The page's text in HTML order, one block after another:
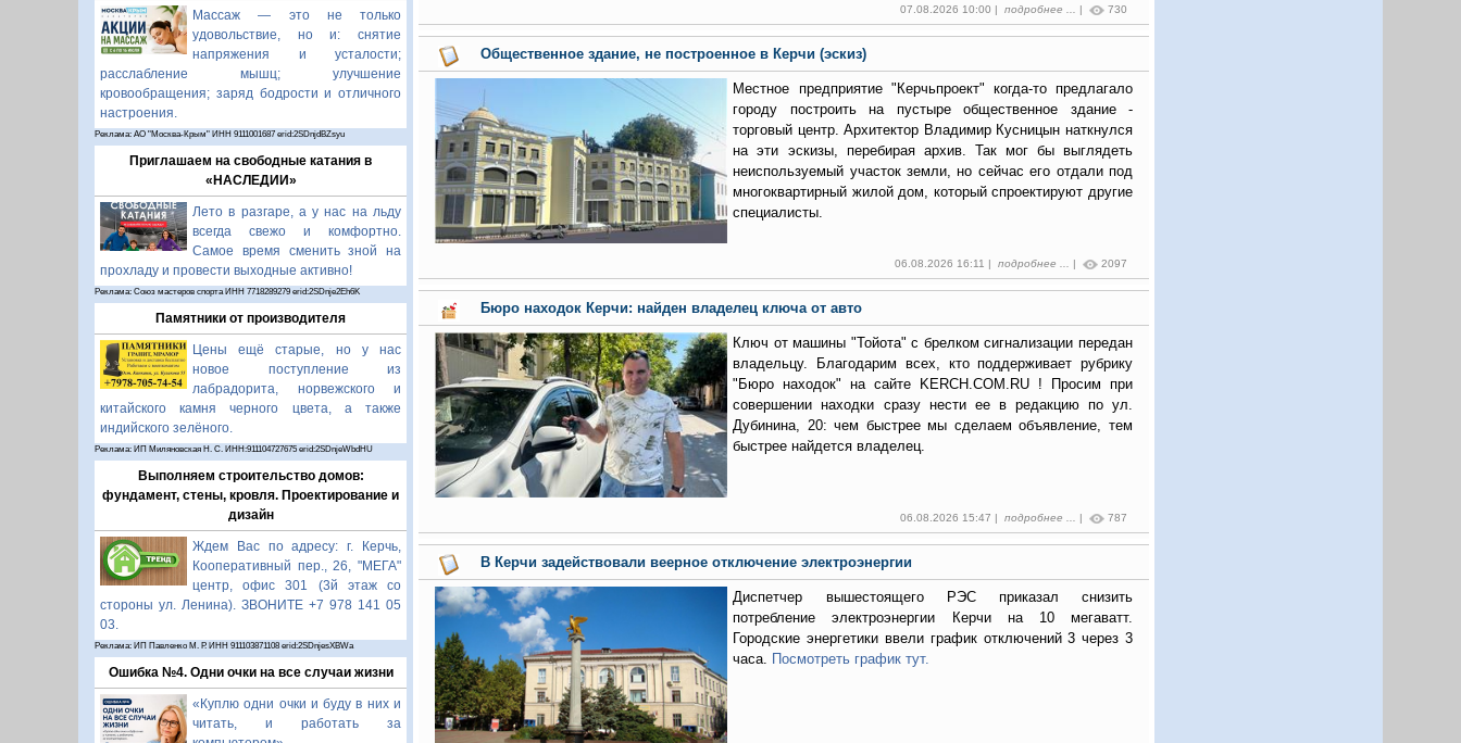
Массаж — это не только
удовольствие, но и: снятие
напряжения и усталости;
расслабление мышц; улучшение
кровообращения; заряд бодрости и отличного
настроения.
Реклама: АО "Москва-Крым" ИНН 9111001687 erid:2SDnjdBZsyu
Приглашаем на свободные катания в
«НАСЛЕДИИ»
Лето в разгаре, а у нас на льду
всегда свежо и комфортно.
Самое время сменить зной на
прохладу и провести выходные активно!
Реклама: Союз мастеров спорта ИНН 7718289279 erid:2SDnje2Eh6K
Памятники от производителя
Цены ещё старые, но у нас
новое поступление из
лабрадорита, норвежского и
китайского камня черного цвета, а также
индийского зелёного.
Реклама: ИП Миляновская Н. С. ИНН:911104727675 erid:2SDnjeWbdHU
Выполняем строительство домов:
фундамент, стены, кровля. Проектирование и
дизайн
Ждем Вас по адресу: г. Керчь,
Кооперативный пер., 26, "МЕГА"
центр, офис 301 (3й этаж со
стороны ул. Ленина). ЗВОНИТЕ +7 978 141 05
03.
Реклама: ИП Павленко М. Р. ИНН 911103871108 erid:2SDnjesXBWa
Ошибка №4. Одни очки на все случаи жизни
«Куплю одни очки и буду в них и
читать, и работать за
07.08.2026 10:00 | подробнее ... | 730
Общественное здание, не построенное в Керчи (эскиз)
Местное предприятие "Керчьпроект" когда-то предлагало
городу построить на пустыре общественное здание -
торговый центр. Архитектор Владимир Кусницын наткнулся
на эти эскизы, перебирая архив. Так мог бы выглядеть
неиспользуемый участок земли, но сейчас его отдали под
многоквартирный жилой дом, который спроектируют другие
специалисты.
06.08.2026 16:11 | подробнее ... | 2097
Бюро находок Керчи: найден владелец ключа от авто
Ключ от машины "Тойота" с брелком сигнализации передан
владельцу. Благодарим всех, кто поддерживает рубрику
"Бюро находок" на сайте KERCH.COM.RU ! Просим при
совершении находки сразу нести ее в редакцию по ул.
Дубинина, 20: чем быстрее мы сделаем объявление, тем
быстрее найдется владелец.
06.08.2026 15:47 | подробнее ... | 787
В Керчи задействовали веерное отключение электроэнергии
Диспетчер вышестоящего РЭС приказал снизить
потребление электроэнергии Керчи на 10 мегаватт.
Городские энергетики ввели график отключений 3 через 3
часа.
Посмотреть график тут.